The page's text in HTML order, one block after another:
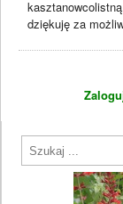
dziękuję za